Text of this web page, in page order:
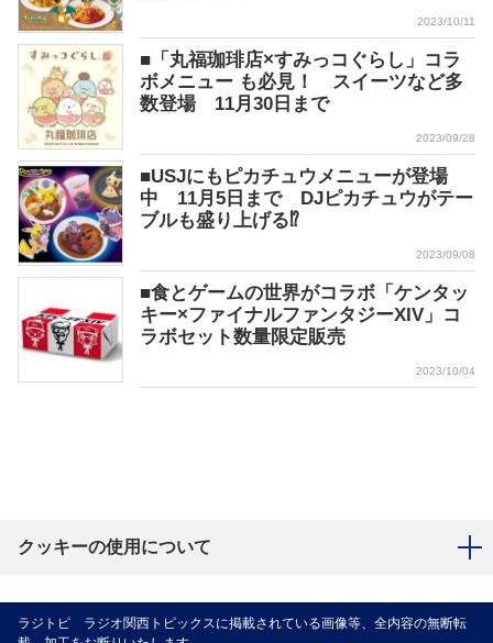
2023/10/11
■「丸福珈琲店×すみっコぐらし」コラ
ボメニュー も必見！ スイーツなど多
数登場 11月30日まで
2023/09/28
■USJにもピカチュウメニューが登場
中 11月5日まで DJピカチュウがテー
ブルも盛り上げる⁉
2023/09/08
■食とゲームの世界がコラボ「ケンタッ
キー×ファイナルファンタジーXIV」コ
ラボセット数量限定販売
2023/10/04
クッキーの使用について
ラジトピ ラジオ関西トピックスに掲載されている画像等、全内容の無断転